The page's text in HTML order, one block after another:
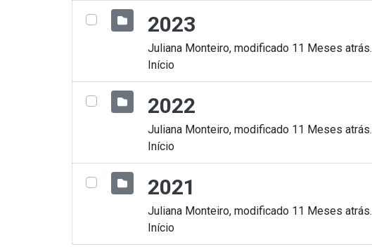
2023
Juliana Monteiro, modificado 11 Meses atrás.
Início
2022
Juliana Monteiro, modificado 11 Meses atrás.
Início
2021
Juliana Monteiro, modificado 11 Meses atrás.
Início